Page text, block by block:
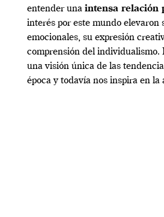
entender una intensa relación
interés por este mundo elevaron
emocionales, su expresión
comprensión del individualismo.
una visión única de las
época y todavía nos inspira en la